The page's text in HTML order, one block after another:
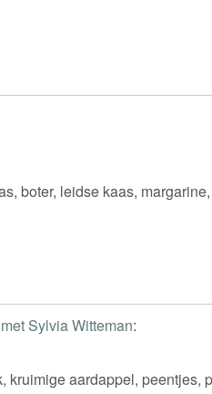
boter, leidse kaas,
Sylvia Witteman:
kruimige aardappel, peentjes,